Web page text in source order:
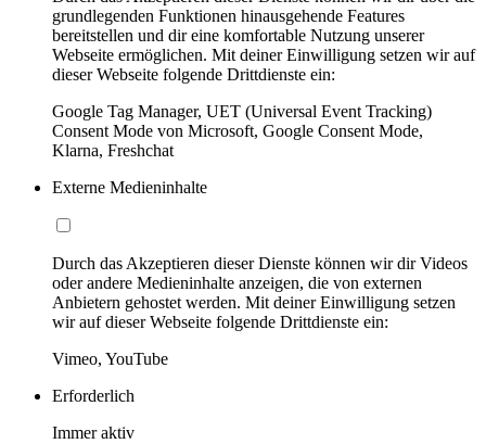
grundlegenden Funktionen hinausgehende Features
bereitstellen und dir eine komfortable Nutzung unserer
Webseite ermöglichen. Mit deiner Einwilligung setzen wir auf
dieser Webseite folgende Drittdienste ein:
Google Tag Manager, UET (Universal Event Tracking)
Consent Mode von Microsoft, Google Consent Mode,
Klarna, Freshchat
Externe Medieninhalte
Durch das Akzeptieren dieser Dienste können wir dir Videos
oder andere Medieninhalte anzeigen, die von externen
Anbietern gehostet werden. Mit deiner Einwilligung setzen
wir auf dieser Webseite folgende Drittdienste ein:
Vimeo, YouTube
Erforderlich
Immer aktiv